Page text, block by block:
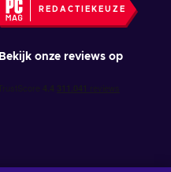
REDACTIEKEUZE
Bekijk onze reviews op